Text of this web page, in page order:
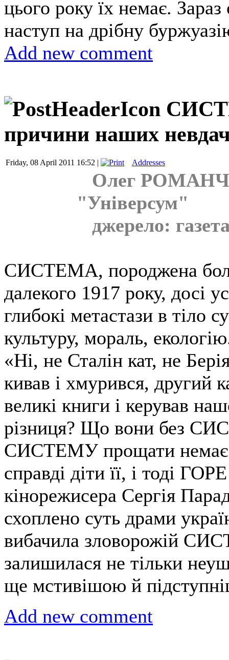
цього року їх немає.
наступ на дрібну
Add new comment
причини наших
Friday, 08 April 2011 16:52 | Addresses
Олег
"Універсум"
джерело:
СИСТЕМА, породжена
далекого 1917 року, досі
глибокі метастази в тіло
культуру, мораль,
«Ні, не Сталін кат, не
кивав і хмурився, другий
великі книги і керував
різниця? Що вони без
СИСТЕМУ прощати немає
справді діти її, і тоді
кінорежисера Сергія
схоплено суть драми
вибачила зловорожій
залишилася не тільки
ще мстивішою й
Add new comment